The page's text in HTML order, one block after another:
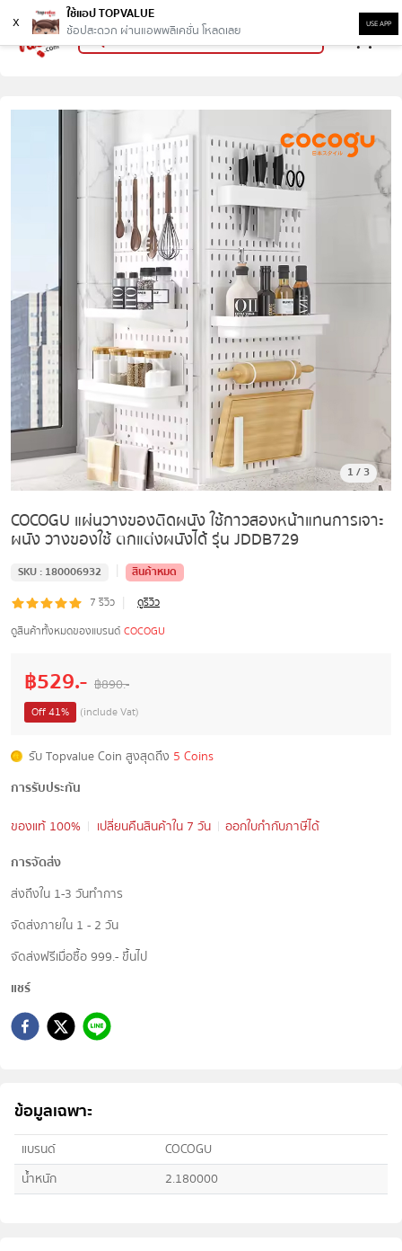
x
ใช้แอป TOPVALUE
ช้อปสะดวก ผ่านแอพพลิเคชั่น โหลดเลย
USE APP
1 / 3
COCOGU แผ่นวางของติดผนัง ใช้กาวสองหน้าแทนการเจาะ
ผนัง วางของใช้ ตกแต่งผนังได้ รุ่น JDDB729
SKU : 180006932 |
สินค้าหมด
7 รีวิว |
ดูรีวิว
ดูสินค้าทั้งหมดของแบรนด์ COCOGU
฿529.- ฿890.-
Off41% (include Vat)
รับ Topvalue Coin สูงสุดถึง 5 Coins
การรับประกัน
ของแท้ 100%
เปลี่ยนคืนสินค้าใน 7 วัน
ออกใบกำกับภาษีได้
การจัดส่ง
ส่งถึงใน 1-3 วันทำการ
จัดส่งภายใน 1 - 2 วัน
จัดส่งฟรีเมื่อซื้อ 999.- ขึ้นไป
แชร์
ข้อมูลเฉพาะ
แบรนด์
COCOGU
น้ำหนัก
2.180000